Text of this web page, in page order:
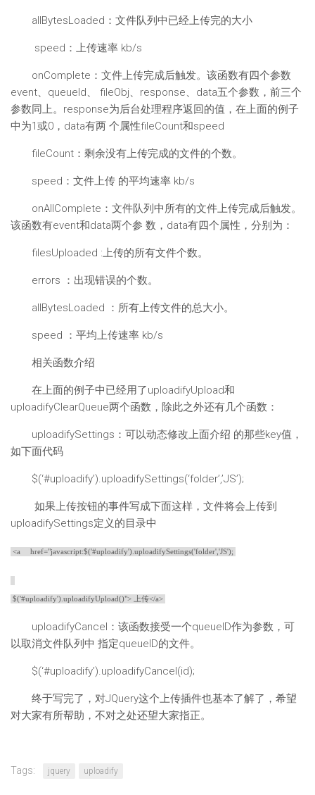
allBytesLoaded：文件队列中已经上传完的大小
speed：上传速率 kb/s
onComplete：文件上传完成后触发。该函数有四个参数
event、queueId、 fileObj、response、data五个参数，前三个
参数同上。response为后台处理程序返回的值，在上面的例子
中为1或0，data有两 个属性fileCount和speed
fileCount：剩余没有上传完成的文件的个数。
speed：文件上传 的平均速率 kb/s
onAllComplete：文件队列中所有的文件上传完成后触发。
该函数有event和data两个参 数，data有四个属性，分别为：
filesUploaded :上传的所有文件个数。
errors ：出现错误的个数。
allBytesLoaded ：所有上传文件的总大小。
speed ：平均上传速率 kb/s
相关函数介绍
在上面的例子中已经用了uploadifyUpload和
uploadifyClearQueue两个函数，除此之外还有几个函数：
uploadifySettings：可以动态修改上面介绍 的那些key值，
如下面代码
$(‘#uploadify’).uploadifySettings(‘folder’,’JS’);
如果上传按钮的事件写成下面这样，文件将会上传到
uploadifySettings定义的目录中
<a href="javascript:$('#uploadify').uploadifySettings('folder','JS');
$('#uploadify').uploadifyUpload()"> 上传</a>
uploadifyCancel：该函数接受一个queueID作为参数，可
以取消文件队列中 指定queueID的文件。
$(‘#uploadify’).uploadifyCancel(id);
终于写完了，对JQuery这个上传插件也基本了解了，希望
对大家有所帮助，不对之处还望大家指正。
Tags: jquery uploadify